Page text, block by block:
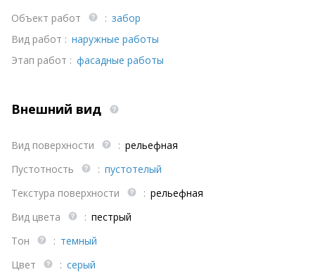
Объект работ : забор
Вид работ : наружные работы
Этап работ : фасадные работы
Внешний вид
Вид поверхности : рельефная
Пустотность
: пустотелый
Текстура поверхности
: рельефная
Вид цвета
: пестрый
Тон
: темный
Цвет
: серый